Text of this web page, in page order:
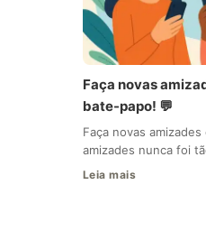
Faça novas
bate-papo! 💬
Faça novas
amizades nunca foi
Leia mais